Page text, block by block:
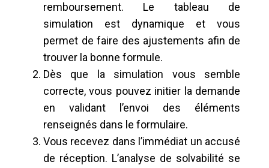
remboursement. Le tableau de
simulation est dynamique et vous
permet de faire des ajustements afin de
trouver la bonne formule.
Dès que la simulation vous semble
correcte, vous pouvez initier la demande
en validant l’envoi des éléments
renseignés dans le formulaire.
Vous recevez dans l’immédiat un accusé
de réception. L’analyse de solvabilité se